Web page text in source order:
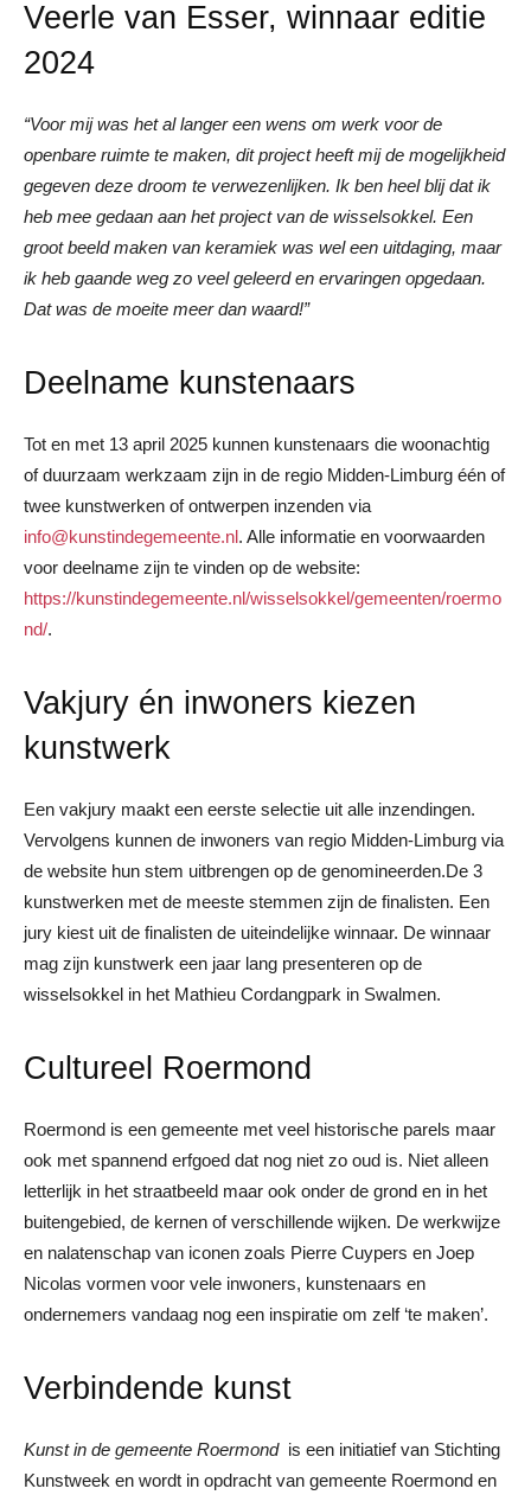
Veerle van Esser, winnaar editie
2024
“Voor mij was het al langer een wens om werk voor de
openbare ruimte te maken, dit project heeft mij de mogelijkheid
gegeven deze droom te verwezenlijken. Ik ben heel blij dat ik
heb mee gedaan aan het project van de wisselsokkel. Een
groot beeld maken van keramiek was wel een uitdaging, maar
ik heb gaande weg zo veel geleerd en ervaringen opgedaan.
Dat was de moeite meer dan waard!”
Deelname kunstenaars
Tot en met 13 april 2025 kunnen kunstenaars die woonachtig
of duurzaam werkzaam zijn in de regio Midden-Limburg één of
twee kunstwerken of ontwerpen inzenden via
info@kunstindegemeente.nl. Alle informatie en voorwaarden
voor deelname zijn te vinden op de website:
https://kunstindegemeente.nl/wisselsokkel/gemeenten/roermo
nd/.
Vakjury én inwoners kiezen
kunstwerk
Een vakjury maakt een eerste selectie uit alle inzendingen.
Vervolgens kunnen de inwoners van regio Midden-Limburg via
de website hun stem uitbrengen op de genomineerden.De 3
kunstwerken met de meeste stemmen zijn de finalisten. Een
jury kiest uit de finalisten de uiteindelijke winnaar. De winnaar
mag zijn kunstwerk een jaar lang presenteren op de
wisselsokkel in het Mathieu Cordangpark in Swalmen.
Cultureel Roermond
Roermond is een gemeente met veel historische parels maar
ook met spannend erfgoed dat nog niet zo oud is. Niet alleen
letterlijk in het straatbeeld maar ook onder de grond en in het
buitengebied, de kernen of verschillende wijken. De werkwijze
en nalatenschap van iconen zoals Pierre Cuypers en Joep
Nicolas vormen voor vele inwoners, kunstenaars en
ondernemers vandaag nog een inspiratie om zelf ‘te maken’.
Verbindende kunst
Kunst in de gemeente Roermond is een initiatief van Stichting
Kunstweek en wordt in opdracht van gemeente Roermond en